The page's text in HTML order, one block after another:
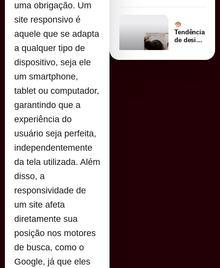
uma obrigação. Um
site responsivo é
aquele que se adapta
a qualquer tipo de
dispositivo, seja ele
um smartphone,
tablet ou computador,
garantindo que a
experiência do
usuário seja perfeita,
independentemente
da tela utilizada. Além
disso, a
responsividade de
um site afeta
diretamente sua
posição nos motores
de busca, como o
Google, já que eles
mais
do
planeta
influencia
de
compra
Tendências
de design